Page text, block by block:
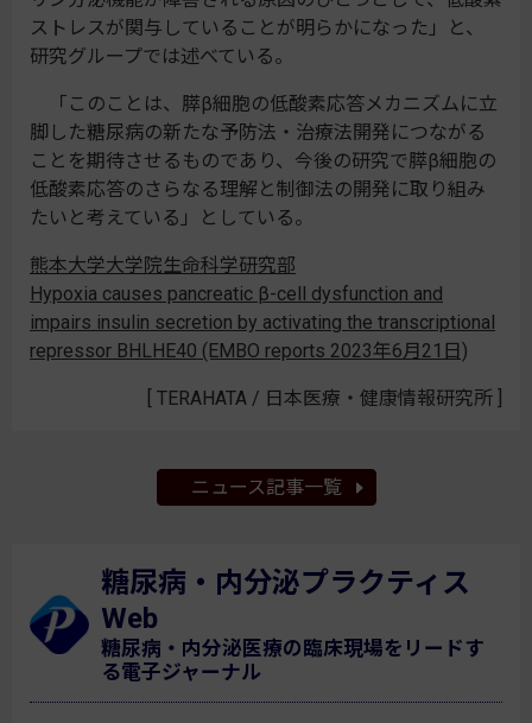
ストレスが関与していることが明らかになった」と、
研究グループでは述べている。
「このことは、膵β細胞の低酸素応答メカニズムに立
脚した糖尿病の新たな予防法・治療法開発につながる
ことを期待させるものであり、今後の研究で膵β細胞の
低酸素応答のさらなる理解と制御法の開発に取り組み
たいと考えている」としている。
熊本大学大学院生命科学研究部
Hypoxia causes pancreatic β-cell dysfunction and
impairs insulin secretion by activating the transcriptional
repressor BHLHE40 (EMBO reports 2023年6月21日)
[ TERAHATA / 日本医療・健康情報研究所 ]
ニュース記事一覧
糖尿病・内分泌プラクティス
Web
糖尿病・内分泌医療の臨床現場をリードす
る電子ジャーナル